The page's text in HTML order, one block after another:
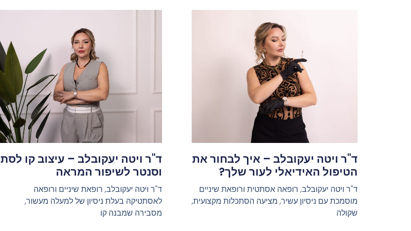
ד"ר ויטה יעקובלב – איך לבחור את
הטיפול האידיאלי לעור שלך?
ד"ר ויטה יעקובלב, רופאה אסתטית ורופאת שיניים
מוסמכת עם ניסיון עשיר, מציעה הסתכלות מקצועית,
שקולה
ד"ר ויטה יעקובלב – עיצוב קו לסת
וסנטר לשיפור המראה
ד"ר ויטה יעקובלב, רופאת שיניים ורופאה
לאסתטיקה בעלת ניסיון של למעלה מעשור,
מסבירה שמבנה קו